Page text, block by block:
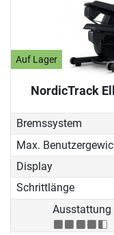
Auf Lager
NordicTrack
Bremssystem
Max.
Display
Schrittlänge
Ausstattung